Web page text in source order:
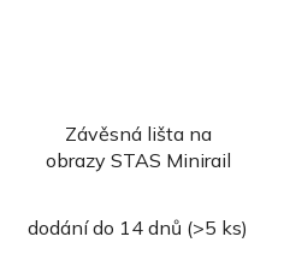
Závěsná lišta na
obrazy STAS Minirail
dodání do 14 dnů (>5 ks)